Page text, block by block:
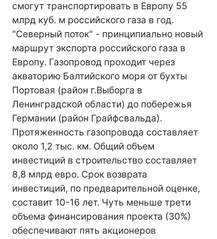
смогут транспортировать в Европу 55
млрд куб. м российского газа в год.
"Северный поток" - принципиально новый
маршрут экспорта российского газа в
Европу. Газопровод проходит через
акваторию Балтийского моря от бухты
Портовая (район г.Выборга в
Ленинградской области) до побережья
Германии (район Грайфсвальда).
Протяженность газопровода составляет
около 1,2 тыс. км. Общий объем
инвестиций в строительство составляет
8,8 млрд евро. Срок возврата
инвестиций, по предварительной оценке,
составит 10-16 лет. Чуть меньше трети
объема финансирования проекта (30%)
обеспечивают пять акционеров